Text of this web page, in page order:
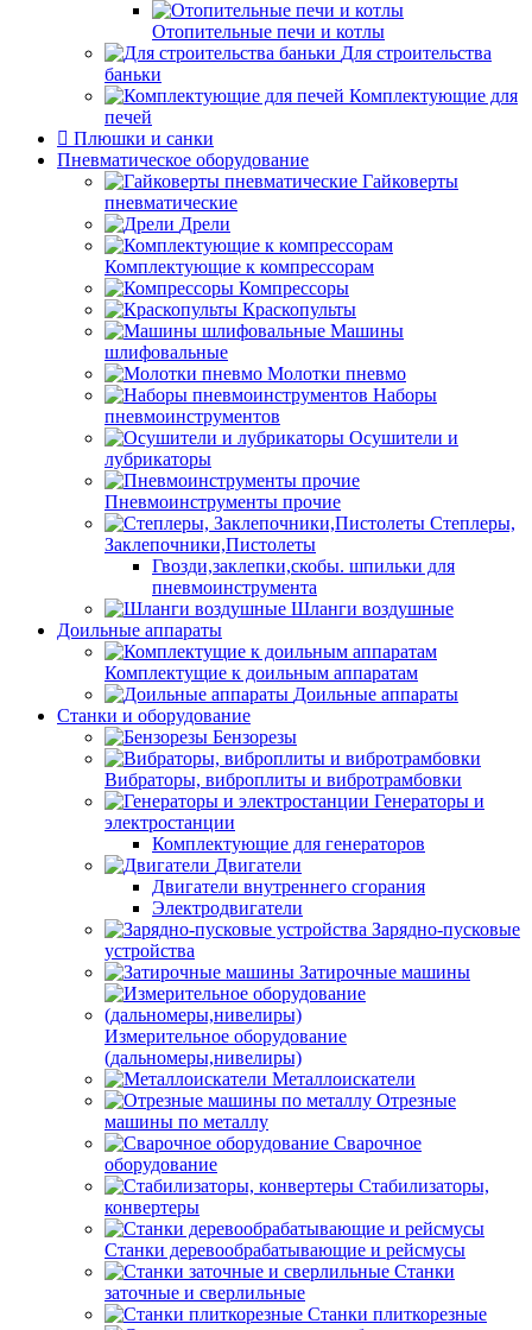
Отопительные печи и котлы
Для строительства
баньки
Комплектующие для
печей
Плюшки и санки
Пневматическое оборудование
Гайковерты
пневматические
Дрели
Комплектующие к компрессорам
Компрессоры
Краскопульты
Машины
шлифовальные
Молотки пневмо
Наборы
пневмоинструментов
Осушители и
лубрикаторы
Пневмоинструменты прочие
Степлеры,
Заклепочники,Пистолеты
Гвозди,заклепки,скобы. шпильки для
пневмоинструмента
Шланги воздушные
Доильные аппараты
Комплектущие к доильным аппаратам
Доильные аппараты
Станки и оборудование
Бензорезы
Вибраторы, виброплиты и вибротрамбовки
Генераторы и
электростанции
Комплектующие для генераторов
Двигатели
Двигатели внутреннего сгорания
Электродвигатели
Зарядно-пусковые
устройства
Затирочные машины
Измерительное оборудование
(дальномеры,нивелиры)
Металлоискатели
Отрезные
машины по металлу
Сварочное
оборудование
Стабилизаторы,
конвертеры
Станки деревообрабатывающие и рейсмусы
Станки
заточные и сверлильные
Станки плиткорезные